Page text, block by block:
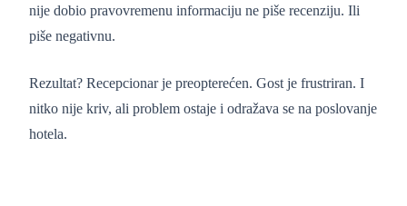
nije dobio pravovremenu informaciju ne piše recenziju. Ili
piše negativnu.
Rezultat? Recepcionar je preopterećen. Gost je frustriran. I
nitko nije kriv, ali problem ostaje i odražava se na poslovanje
hotela.